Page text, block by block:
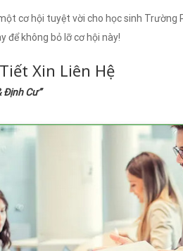
cơ hội tuyệt vời cho học sinh Trường
để không bỏ lỡ cơ hội này!
Xin Liên Hệ
Định Cư”